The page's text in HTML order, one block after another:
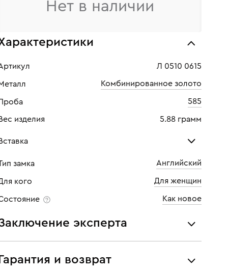
Нет в наличии
Л 0510 0615
Комбинированное золото
585
изделия 5.88 грамм
Изумруд
4 шт
Огранка Маркиз
замка Английский
кого Для женщин
Как новое
эксперта
украшения проходят экспертизу подлинности и
характеристикам ювелирных изделий,
бриллиантов (вес, проба, драгоценный металл, цвет,
Гарантия и возврат